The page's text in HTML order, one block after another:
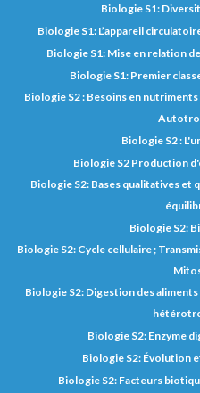
Biologie S1:
Biologie S1: L’appareil
Biologie S1: Mise en relation
Biologie S1: Premier
Biologie S2 : Besoins en
Biologie S2 :
Biologie S2 Production
Biologie S2: Bases qualitatives et
Biologie S2:
Biologie S2: Cycle cellulaire ;
Biologie S2: Digestion des
Biologie S2: Enzyme
Biologie S2: Évolution
Biologie S2: Facteurs